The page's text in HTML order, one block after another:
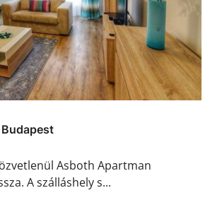
Asboth Apartman
A szálláshely s...